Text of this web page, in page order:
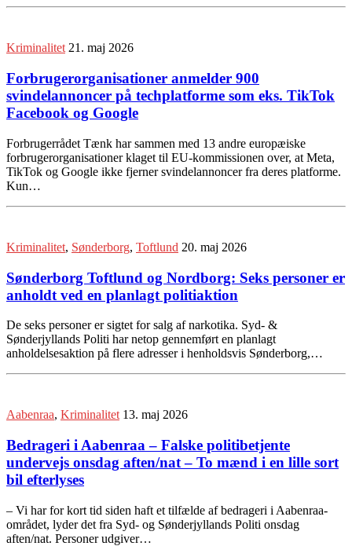
Kriminalitet 21. maj 2026
Forbrugerorganisationer anmelder 900
svindelannoncer på techplatforme som eks. TikTok
Facebook og Google
Forbrugerrådet Tænk har sammen med 13 andre europæiske
forbrugerorganisationer klaget til EU-kommissionen over, at Meta,
TikTok og Google ikke fjerner svindelannoncer fra deres platforme.
Kun…
Kriminalitet, Sønderborg, Toftlund 20. maj 2026
Sønderborg Toftlund og Nordborg: Seks personer er
anholdt ved en planlagt politiaktion
De seks personer er sigtet for salg af narkotika. Syd- &
Sønderjyllands Politi har netop gennemført en planlagt
anholdelsesaktion på flere adresser i henholdsvis Sønderborg,…
Aabenraa, Kriminalitet 13. maj 2026
Bedrageri i Aabenraa – Falske politibetjente
undervejs onsdag aften/nat – To mænd i en lille sort
bil efterlyses
– Vi har for kort tid siden haft et tilfælde af bedrageri i Aabenraa-
området, lyder det fra Syd- og Sønderjyllands Politi onsdag
aften/nat. Personer udgiver…